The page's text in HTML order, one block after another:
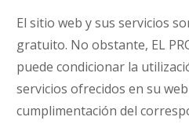
El sitio web y sus servicios
gratuito. No obstante, EL
puede condicionar la
servicios ofrecidos en su
cumplimentación del